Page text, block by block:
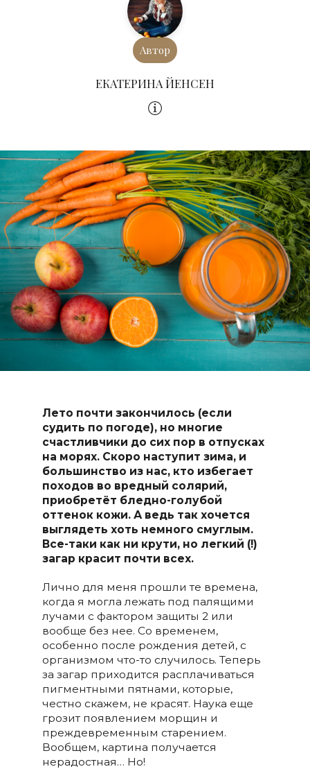
Автор
ЕКАТЕРИНА ЙЕНСЕН
Лето почти закончилось (если
судить по погоде), но многие
счастливчики до сих пор в отпусках
на морях. Скоро наступит зима, и
большинство из нас, кто избегает
походов во вредный солярий,
приобретёт бледно-голубой
оттенок кожи. А ведь так хочется
выглядеть хоть немного смуглым.
Все-таки как ни крути, но легкий (!)
загар красит почти всех.
Лично для меня прошли те времена,
когда я могла лежать под палящими
лучами с фактором защиты 2 или
вообще без нее. Со временем,
особенно после рождения детей, с
организмом что-то случилось. Теперь
за загар приходится расплачиваться
пигментными пятнами, которые,
честно скажем, не красят. Наука еще
грозит появлением морщин и
преждевременным старением.
Вообщем, картина получается
нерадостная… Но!